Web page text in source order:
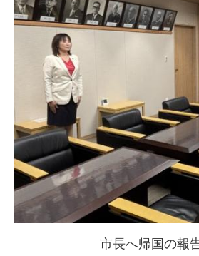
市長へ帰国の報